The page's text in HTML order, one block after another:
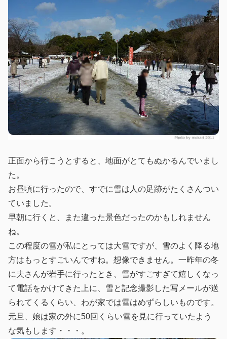
正面から行こうとすると、地面がとてもぬかるんでいまし
た。
お昼頃に行ったので、すでに雪は人の足跡がたくさんつい
ていました。
早朝に行くと、また違った景色だったのかもしれません
ね。
この程度の雪が私にとっては大雪ですが、雪のよく降る地
方はもっとすごいんですね。想像できません。一昨年の冬
に夫さんが岩手に行ったとき、雪がすごすぎて嬉しくなっ
て電話をかけてきた上に、雪と記念撮影した写メールが送
られてくるくらい、わが家では雪はめずらしいものです。
元旦、娘は家の外に50回くらい雪を見に行っていたよう
な気もします・・・。